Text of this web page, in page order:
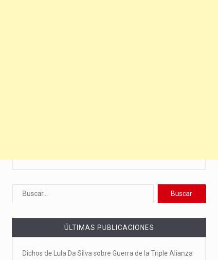
ÚLTIMAS PUBLICACIONES
Dichos de Lula Da Silva sobre Guerra de la Triple Alianza